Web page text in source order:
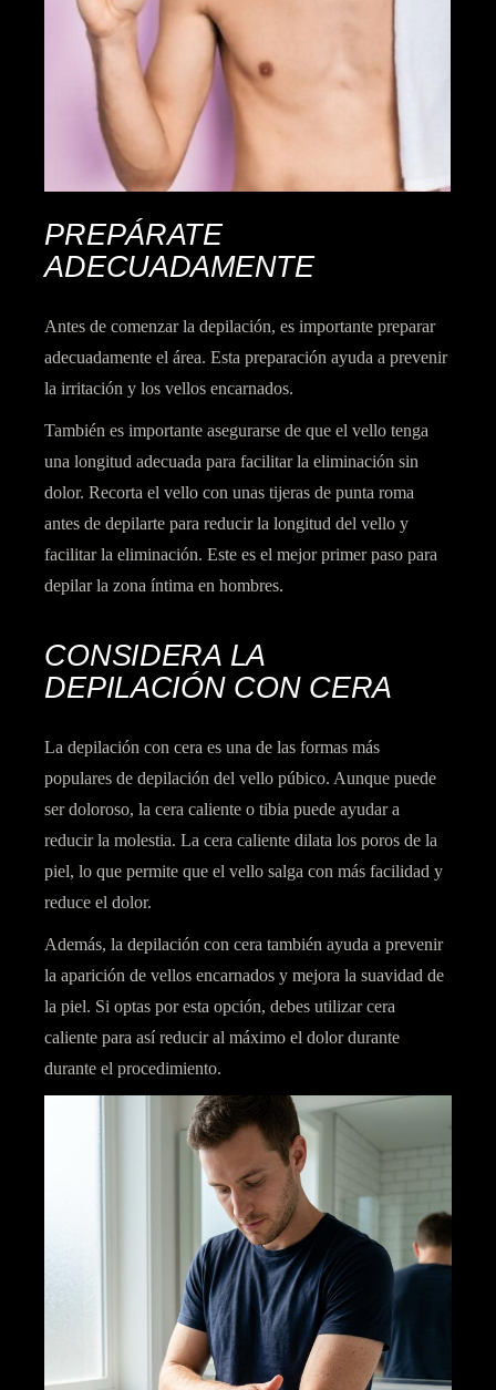
PREPÁRATE
ADECUADAMENTE
Antes de comenzarla depilación, es importantepreparar
adecuadamente el área. Esta preparación ayuda aprevenir
la irritación y los vellos encarnados.
También es importante asegurarse de queel vello tenga
una longitud adecuada para facilitar la eliminación sin
dolor.Recorta el vello con unas tijeras de punta roma
antes de depilarte para reducir la longitud del vello y
facilitar la eliminación. Este es el mejor primer paso para
depilar la zona íntima en hombres.
CONSIDERA LA
DEPILACIÓN CON CERA
La depilación con cera es una de las formas más
populares de depilación del vello púbico. Aunque puede
ser doloroso, la cera caliente o tibia puede ayudar a
reducir la molestia.La cera caliente dilata los poros de la
piel, lo que permite que el vello salga con más facilidad y
reduce el dolor.
Además, la depilación con cera tambiénayuda a prevenir
la aparición de vellos encarnados y mejora la suavidad de
la piel. Si optas por esta opción,debes utilizar cera
caliente para así reducir al máximo el dolor durante
durante el procedimiento.